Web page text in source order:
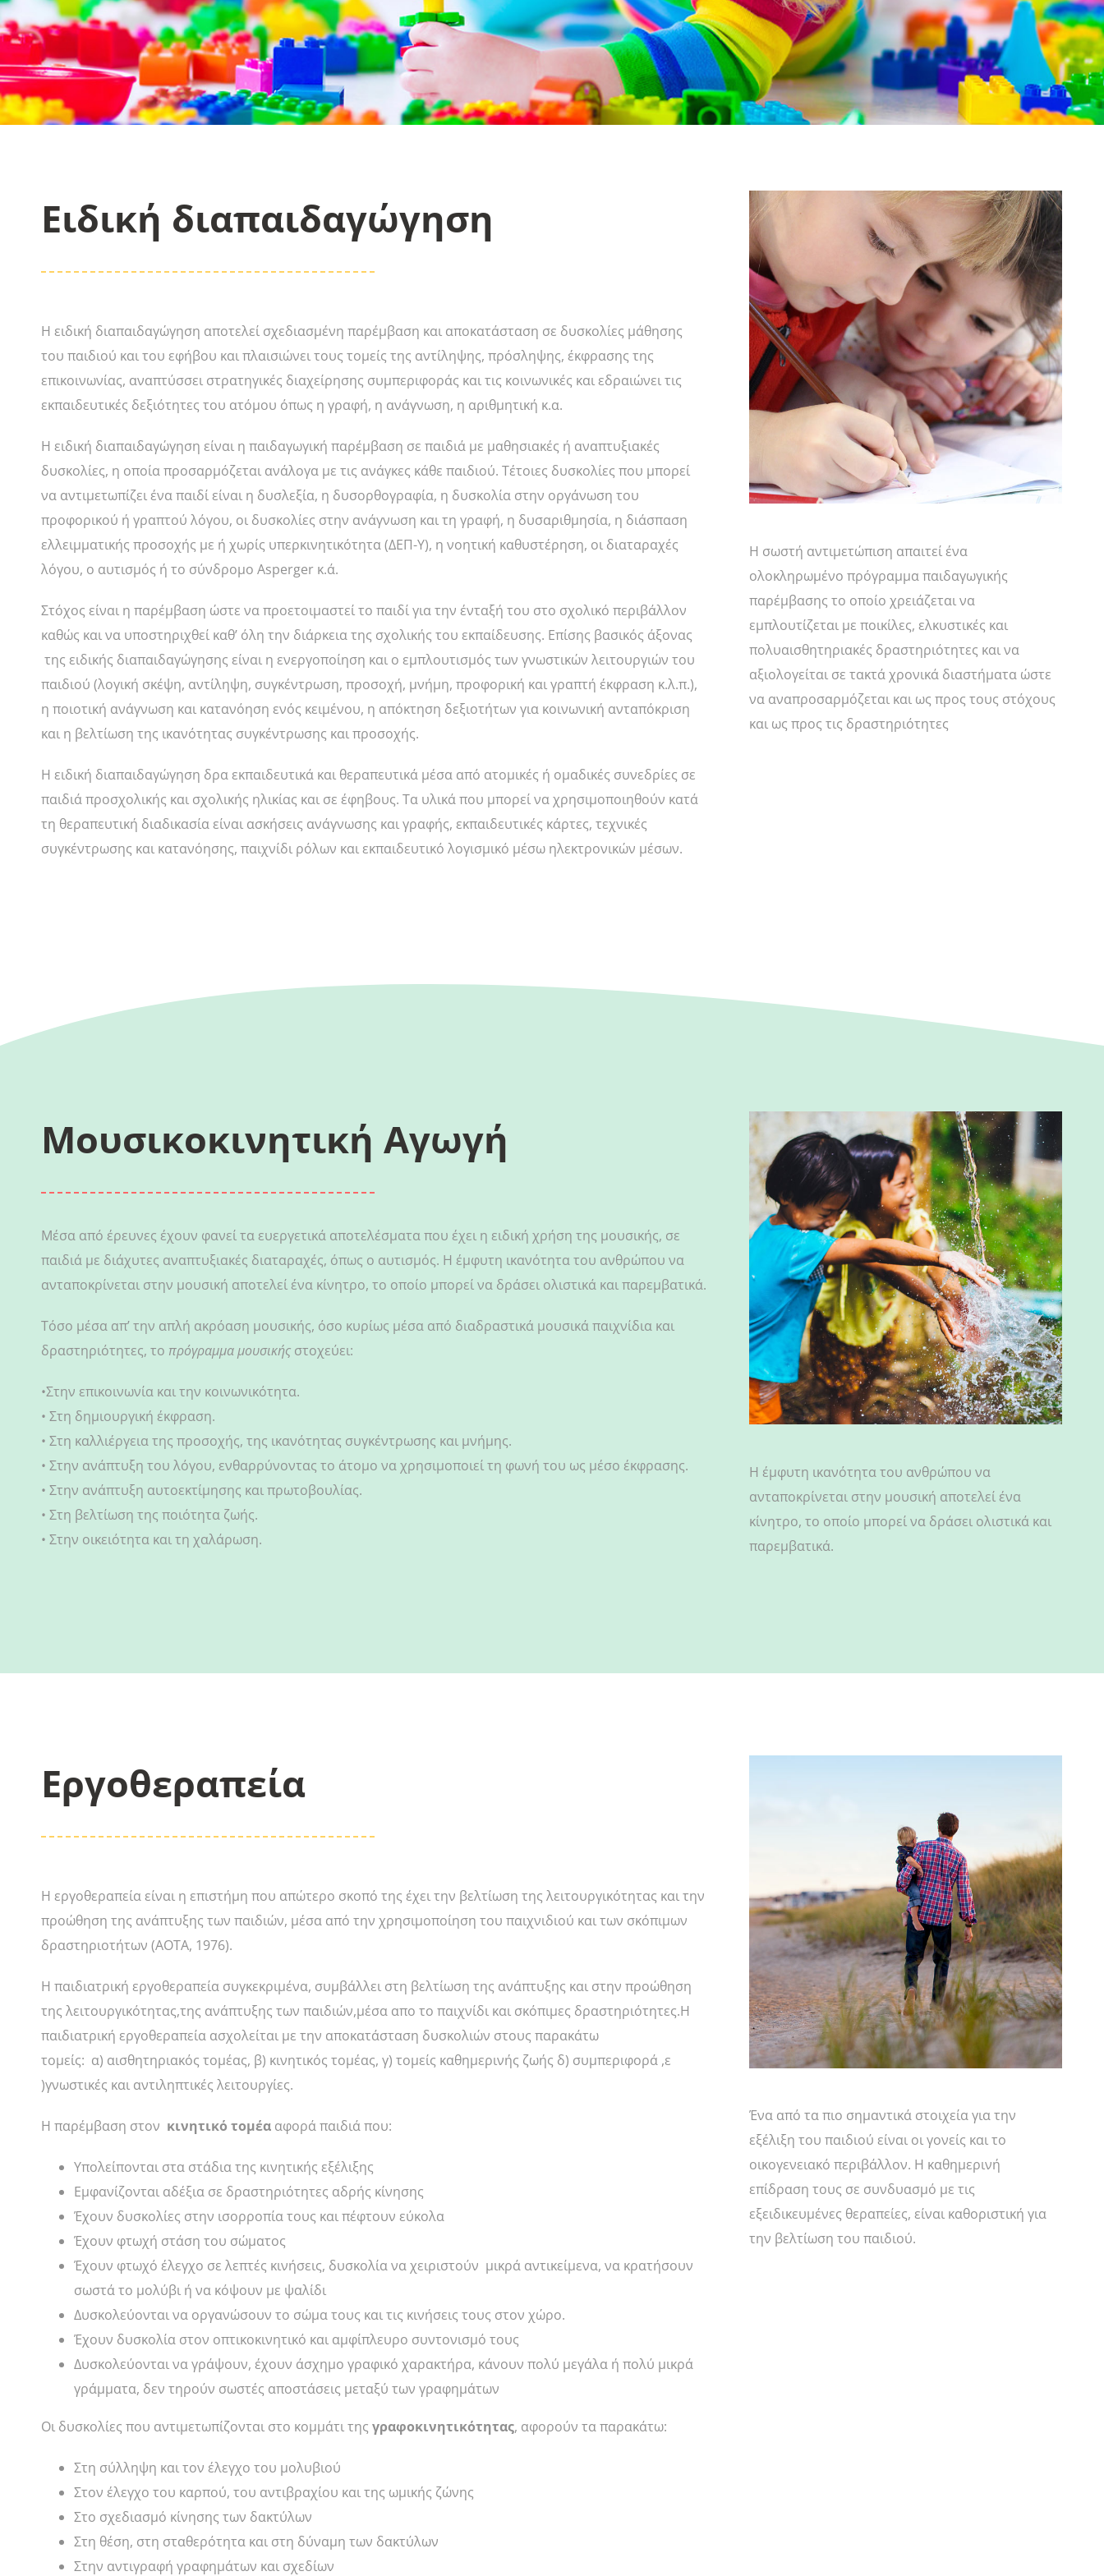
Ειδική διαπαιδαγώγηση
Η ειδική διαπαιδαγώγηση αποτελεί σχεδιασμένη παρέμβαση και αποκατάσταση σε δυσκολίες μάθησης
του παιδιού και του εφήβου και πλαισιώνει τους τομείς της αντίληψης, πρόσληψης, έκφρασης της
επικοινωνίας, αναπτύσσει στρατηγικές διαχείρησης συμπεριφοράς και τις κοινωνικές και εδραιώνει τις
εκπαιδευτικές δεξιότητες του ατόμου όπως η γραφή, η ανάγνωση, η αριθμητική κ.α.
Η ειδική διαπαιδαγώγηση είναι η παιδαγωγική παρέμβαση σε παιδιά με μαθησιακές ή αναπτυξιακές
δυσκολίες, η οποία προσαρμόζεται ανάλογα με τις ανάγκες κάθε παιδιού. Τέτοιες δυσκολίες που μπορεί
να αντιμετωπίζει ένα παιδί είναι η δυσλεξία, η δυσορθογραφία, η δυσκολία στην οργάνωση του
προφορικού ή γραπτού λόγου, οι δυσκολίες στην ανάγνωση και τη γραφή, η δυσαριθμησία, η διάσπαση
ελλειμματικής προσοχής με ή χωρίς υπερκινητικότητα (ΔΕΠ-Υ), η νοητική καθυστέρηση, οι διαταραχές
λόγου, ο αυτισμός ή το σύνδρομο Asperger κ.ά.
Στόχος είναι η παρέμβαση ώστε να προετοιμαστεί το παιδί για την ένταξή του στο σχολικό περιβάλλον
καθώς και να υποστηριχθεί καθ’ όλη την διάρκεια της σχολικής του εκπαίδευσης. Επίσης βασικός άξονας
της ειδικής διαπαιδαγώγησης είναι η ενεργοποίηση και ο εμπλουτισμός των γνωστικών λειτουργιών του
παιδιού (λογική σκέψη, αντίληψη, συγκέντρωση, προσοχή, μνήμη, προφορική και γραπτή έκφραση κ.λ.π.),
η ποιοτική ανάγνωση και κατανόηση ενός κειμένου, η απόκτηση δεξιοτήτων για κοινωνική ανταπόκριση
και η βελτίωση της ικανότητας συγκέντρωσης και προσοχής.
Η ειδική διαπαιδαγώγηση δρα εκπαιδευτικά και θεραπευτικά μέσα από ατομικές ή ομαδικές συνεδρίες σε
παιδιά προσχολικής και σχολικής ηλικίας και σε έφηβους. Τα υλικά που μπορεί να χρησιμοποιηθούν κατά
τη θεραπευτική διαδικασία είναι ασκήσεις ανάγνωσης και γραφής, εκπαιδευτικές κάρτες, τεχνικές
συγκέντρωσης και κατανόησης, παιχνίδι ρόλων και εκπαιδευτικό λογισμικό μέσω ηλεκτρονικών μέσων.
Η σωστή αντιμετώπιση απαιτεί ένα
ολοκληρωμένο πρόγραμμα παιδαγωγικής
παρέμβασης το οποίο χρειάζεται να
εμπλουτίζεται με ποικίλες, ελκυστικές και
πολυαισθητηριακές δραστηριότητες και να
αξιολογείται σε τακτά χρονικά διαστήματα ώστε
να αναπροσαρμόζεται και ως προς τους στόχους
και ως προς τις δραστηριότητες
Μουσικοκινητική Αγωγή
Μέσα από έρευνες έχουν φανεί τα ευεργετικά αποτελέσματα που έχει η ειδική χρήση της μουσικής, σε
παιδιά με διάχυτες αναπτυξιακές διαταραχές, όπως ο αυτισμός. Η έμφυτη ικανότητα του ανθρώπου να
ανταποκρίνεται στην μουσική αποτελεί ένα κίνητρο, το οποίο μπορεί να δράσει ολιστικά και παρεμβατικά.
Τόσο μέσα απ’ την απλή ακρόαση μουσικής, όσο κυρίως μέσα από διαδραστικά μουσικά παιχνίδια και
δραστηριότητες, το πρόγραμμα μουσικής στοχεύει:
•Στην επικοινωνία και την κοινωνικότητα.
• Στη δημιουργική έκφραση.
• Στη καλλιέργεια της προσοχής, της ικανότητας συγκέντρωσης και μνήμης.
• Στην ανάπτυξη του λόγου, ενθαρρύνοντας το άτομο να χρησιμοποιεί τη φωνή του ως μέσο έκφρασης.
• Στην ανάπτυξη αυτοεκτίμησης και πρωτοβουλίας.
• Στη βελτίωση της ποιότητα ζωής.
• Στην οικειότητα και τη χαλάρωση.
Η έμφυτη ικανότητα του ανθρώπου να
ανταποκρίνεται στην μουσική αποτελεί ένα
κίνητρο, το οποίο μπορεί να δράσει ολιστικά και
παρεμβατικά.
Εργοθεραπεία
Η εργοθεραπεία είναι η επιστήμη που απώτερο σκοπό της έχει την βελτίωση της λειτουργικότητας και την
προώθηση της ανάπτυξης των παιδιών, μέσα από την χρησιμοποίηση του παιχνιδιού και των σκόπιμων
δραστηριοτήτων (ΑΟΤΑ, 1976).
Η παιδιατρική εργοθεραπεία συγκεκριμένα, συμβάλλει στη βελτίωση της ανάπτυξης και στην προώθηση
της λειτουργικότητας,της ανάπτυξης των παιδιών,μέσα απο το παιχνίδι και σκόπιμες δραστηριότητες.Η
παιδιατρική εργοθεραπεία ασχολείται με την αποκατάσταση δυσκολιών στους παρακάτω
τομείς: α) αισθητηριακός τομέας, β) κινητικός τομέας, γ) τομείς καθημερινής ζωής δ) συμπεριφορά ,ε
)γνωστικές και αντιληπτικές λειτουργίες.
Η παρέμβαση στον κινητικό τομέα αφορά παιδιά που:
Υπολείπονται στα στάδια της κινητικής εξέλιξης
Εμφανίζονται αδέξια σε δραστηριότητες αδρής κίνησης
Έχουν δυσκολίες στην ισορροπία τους και πέφτουν εύκολα
Έχουν φτωχή στάση του σώματος
Έχουν φτωχό έλεγχο σε λεπτές κινήσεις, δυσκολία να χειριστούν μικρά αντικείμενα, να κρατήσουν
σωστά το μολύβι ή να κόψουν με ψαλίδι
Δυσκολεύονται να οργανώσουν το σώμα τους και τις κινήσεις τους στον χώρο.
Έχουν δυσκολία στον οπτικοκινητικό και αμφίπλευρο συντονισμό τους
Δυσκολεύονται να γράψουν, έχουν άσχημο γραφικό χαρακτήρα, κάνουν πολύ μεγάλα ή πολύ μικρά
γράμματα, δεν τηρούν σωστές αποστάσεις μεταξύ των γραφημάτων
Οι δυσκολίες που αντιμετωπίζονται στο κομμάτι της γραφοκινητικότητας, αφορούν τα παρακάτω:
Στη σύλληψη και τον έλεγχο του μολυβιού
Στον έλεγχο του καρπού, του αντιβραχίου και της ωμικής ζώνης
Στο σχεδιασμό κίνησης των δακτύλων
Στη θέση, στη σταθερότητα και στη δύναμη των δακτύλων
Στην αντιγραφή γραφημάτων και σχεδίων
Ένα από τα πιο σημαντικά στοιχεία για την
εξέλιξη του παιδιού είναι οι γονείς και το
οικογενειακό περιβάλλον. Η καθημερινή
επίδραση τους σε συνδυασμό με τις
εξειδικευμένες θεραπείες, είναι καθοριστική για
την βελτίωση του παιδιού.